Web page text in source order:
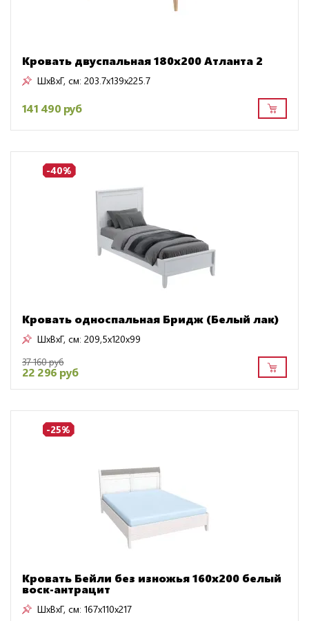
Кровать двуспальная 180х200 Атланта 2
ШxВxГ, см: 203.7x139x225.7
141 490 руб
-40%
Кровать односпальная Бридж (Белый лак)
ШxВxГ, см: 209,5x120x99
37 160 руб
22 296 руб
-25%
Кровать Бейли без изножья 160х200 белый
воск-антрацит
ШxВxГ, см: 167x110x217